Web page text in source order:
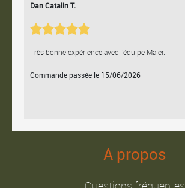
Dan Catalin T.
Très bonne expérience avec l'équipe Maier.
Commande passée le 15/06/2026
A propos